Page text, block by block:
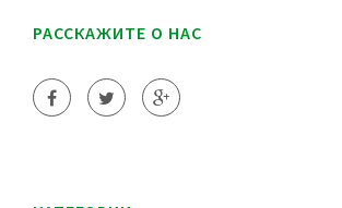
РАССКАЖИТЕ О НАС